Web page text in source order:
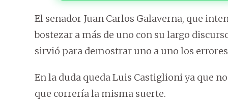
El senador Juan Carlos Galaverna, que
bostezar a más de uno con su largo
sirvió para demostrar uno a uno los
En la duda queda Luis Castiglioni ya que
que correría la misma suerte.